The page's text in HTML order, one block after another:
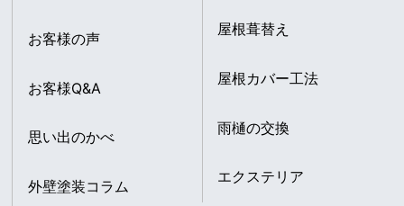
お客様の声
お客様Q&A
思い出のかべ
外壁塗装コラム
屋根葺替え
屋根カバー工法
雨樋の交換
エクステリア